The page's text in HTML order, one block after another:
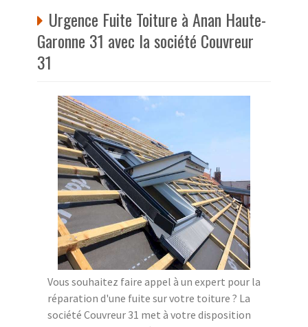
Urgence Fuite Toiture à Anan Haute-
Garonne 31 avec la société Couvreur
31
Vous souhaitez faire appel à un expert pour la
réparation d'une fuite sur votre toiture ? La
société Couvreur 31 met à votre disposition